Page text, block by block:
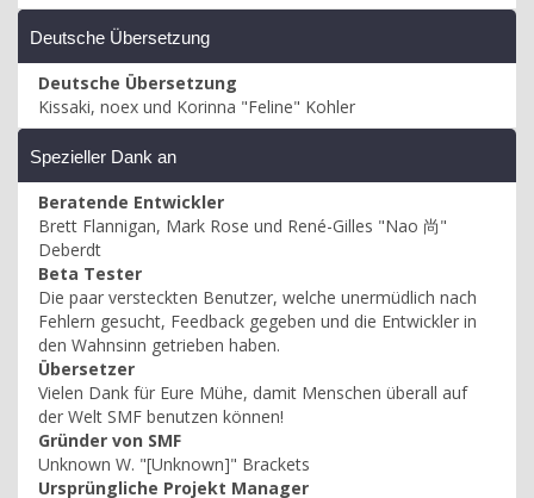
Deutsche Übersetzung
Deutsche Übersetzung
Kissaki, noex und Korinna "Feline" Kohler
Spezieller Dank an
Beratende Entwickler
Brett Flannigan, Mark Rose und René-Gilles "Nao 尚"
Deberdt
Beta Tester
Die paar versteckten Benutzer, welche unermüdlich nach
Fehlern gesucht, Feedback gegeben und die Entwickler in
den Wahnsinn getrieben haben.
Übersetzer
Vielen Dank für Eure Mühe, damit Menschen überall auf
der Welt SMF benutzen können!
Gründer von SMF
Unknown W. "[Unknown]" Brackets
Ursprüngliche Projekt Manager